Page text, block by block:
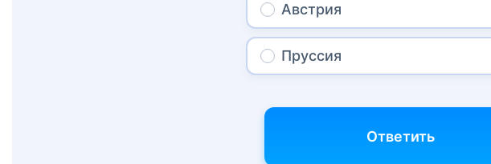
Австрия
Пруссия
Ответить